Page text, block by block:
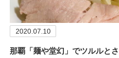
2020.07.10
那覇「麺や堂幻」でツルルと